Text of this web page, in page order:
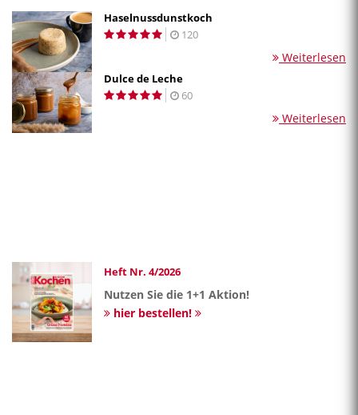
Haselnussdunstkoch
120
Weiterlesen
Dulce de Leche
60
Weiterlesen
Heft Nr. 4/2026
Nutzen Sie die 1+1 Aktion!
hier bestellen!